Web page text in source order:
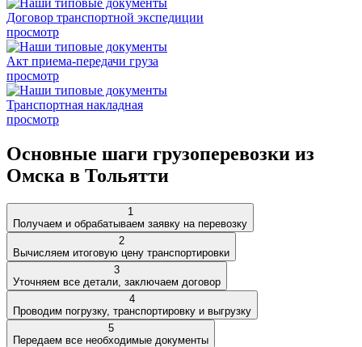
Договор транспортной экспедиции
просмотр
Акт приема-передачи груза
просмотр
Транспортная накладная
просмотр
Основные шаги грузоперевозки из
Омска в Тольятти
1
Получаем и обрабатываем заявку на перевозку
2
Вычисляем итоговую цену транспортировки
3
Уточняем все детали, заключаем договор
4
Проводим погрузку, транспортировку и выгрузку
5
Передаем все необходимые документы